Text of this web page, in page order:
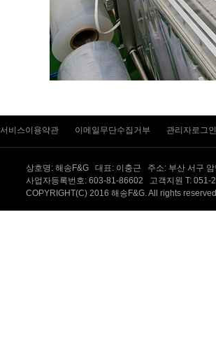
서비스이용약관 이메일무단수집거부 관리자로그인
상호명: 해송F&G 대표: 이충근 주소: 부산 서구
사업자등록번호: 603-81-86602 고객지원 T:
COPYRIGHT(C) 2016 해송F&G. All rights